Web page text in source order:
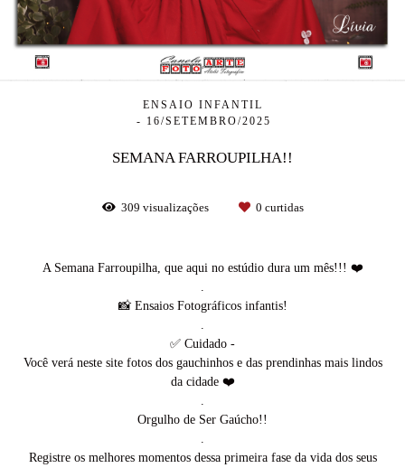
ENSAIO INFANTIL
16/SETEMBRO/2025
SEMANA FARROUPILHA!!
309 visualizações 0 curtidas
A Semana Farroupilha, que aqui no estúdio dura um mês!!! ❤️
.
📸 Ensaios Fotográficos infantis!
.
✅ Cuidado -
Você verá neste site fotos dos gauchinhos e das prendinhas mais lindos
da cidade ❤️
.
Orgulho de Ser Gaúcho!!
.
Registre os melhores momentos dessa primeira fase da vida dos seus